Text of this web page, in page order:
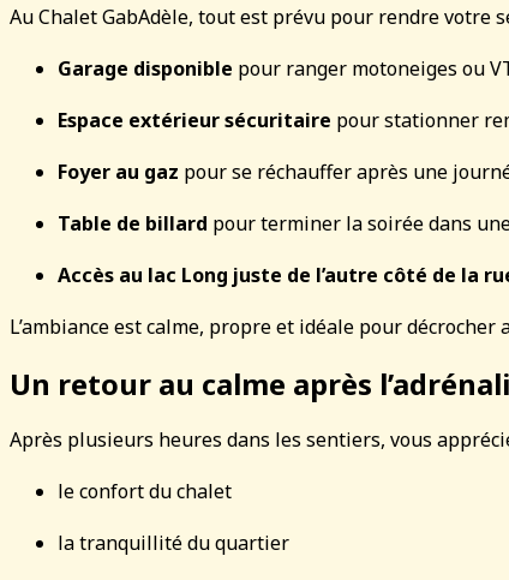
Au Chalet GabAdèle, tout est prévu pour rendre votre
Garage disponible pour ranger motoneiges ou
Espace extérieur sécuritaire pour stationner
Foyer au gaz pour se réchauffer après une
Table de billard pour terminer la soirée dans
Accès au lac Long juste de l’autre côté de la
L’ambiance est calme, propre et idéale pour
Un retour au calme après
Après plusieurs heures dans les sentiers, vous
le confort du chalet
la tranquillité du quartier